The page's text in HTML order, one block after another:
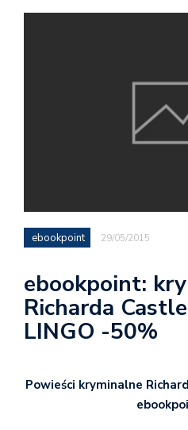
ebookpoint 29/05/2015
ebookpoint:
Richarda
LINGO -50%
Powieści kryminalne